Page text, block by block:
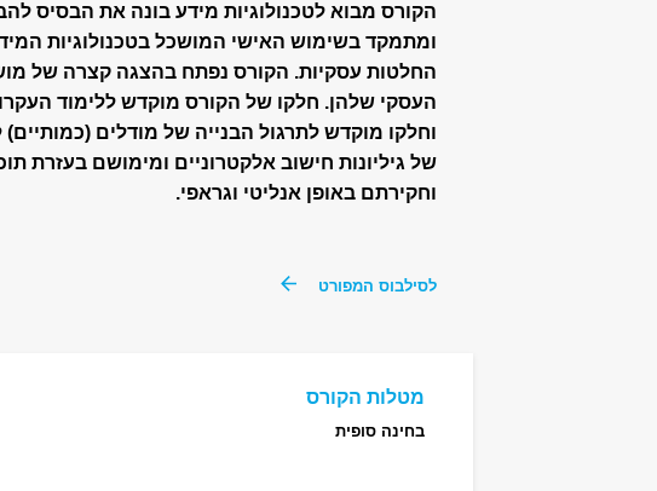
הקורס מבוא לטכנולוגיות מידע בונה את הבסיס
ומתמקד בשימוש האישי המושכל בטכנולוגיות
החלטות עסקיות. הקורס נפתח בהצגה קצרה של
וחלקו מוקדש לתרגול הבנייה של מודלים
וחקירתם באופן אנליטי וגראפי.
לסילבוס המפורט
מטלות הקורס
בחינה סופית